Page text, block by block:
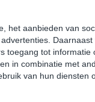
het aanbieden van
Daarnaast
toegang tot informatie
in combinatie met
van hun diensten